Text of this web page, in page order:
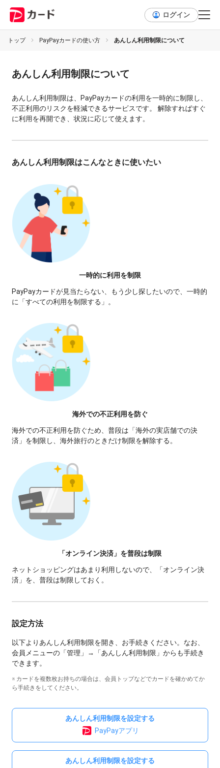
ログイン
トップ PayPayカードの使い方 あんしん利用制限について
あんしん利用制限について
あんしん利用制限は、PayPayカードの利用を一時的に制限し、
不正利用のリスクを軽減できるサービスです。 解除すればすぐ
に利用を再開でき、状況に応じて使えます。
あんしん利用制限はこんなときに使いたい
一時的に利用を制限
PayPayカードが見当たらない、もう少し探したいので、一時的
に「すべての利用を制限する」。
海外での不正利用を防ぐ
海外での不正利用を防ぐため、普段は「海外の実店舗での決
済」を制限し、海外旅行のときだけ制限を解除する。
「オンライン決済」を普段は制限
ネットショッピングはあまり利用しないので、「オンライン決
済」を、普段は制限しておく。
設定方法
以下よりあんしん利用制限を開き、お手続きください。なお、
会員メニューの「管理」→「あんしん利用制限」からも手続き
できます。
※ カードを複数枚お持ちの場合は、会員トップなどでカードを確かめてか
ら手続きをしてください。
あんしん利用制限を設定する
PayPayアプリ
あんしん利用制限を設定する